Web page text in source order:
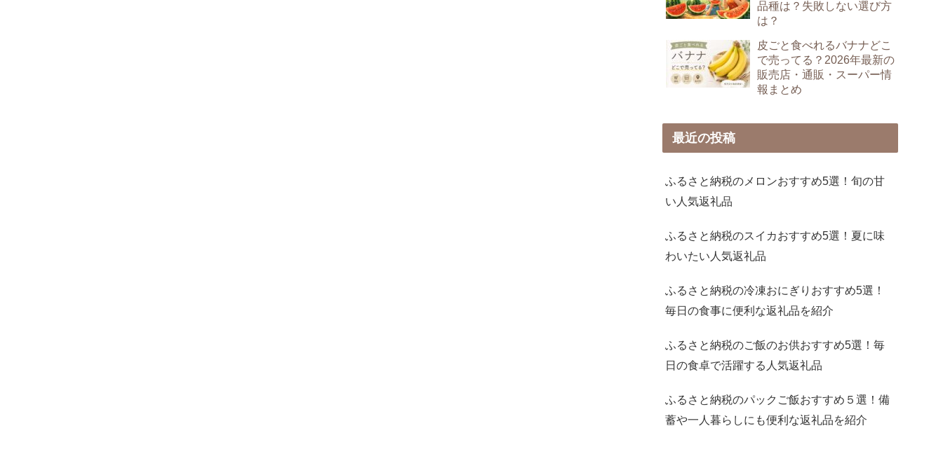
品種は？失敗しない選び方
は？
皮ごと食べれるバナナどこ
で売ってる？2026年最新の
販売店・通販・スーパー情
報まとめ
最近の投稿
ふるさと納税のメロンおすすめ5選！旬の甘
い人気返礼品
ふるさと納税のスイカおすすめ5選！夏に味
わいたい人気返礼品
ふるさと納税の冷凍おにぎりおすすめ5選！
毎日の食事に便利な返礼品を紹介
ふるさと納税のご飯のお供おすすめ5選！毎
日の食卓で活躍する人気返礼品
ふるさと納税のパックご飯おすすめ５選！備
蓄や一人暮らしにも便利な返礼品を紹介